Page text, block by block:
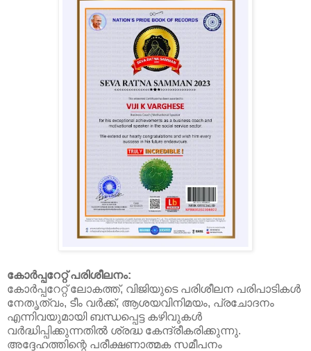
കോർപ്പറേറ്റ് പരിശീലനം:
കോർപ്പറേറ്റ് ലോകത്ത്, വിജിയുടെ പരിശീലന പരിപാടികൾ
നേതൃത്വം, ടീം വർക്ക്, ആശയവിനിമയം, പ്രചോദനം
എന്നിവയുമായി ബന്ധപ്പെട്ട കഴിവുകൾ
വർദ്ധിപ്പിക്കുന്നതിൽ ശ്രദ്ധ കേന്ദ്രീകരിക്കുന്നു.
അദ്ദേഹത്തിന്റെ പരീക്ഷണാത്മക സമീപനം